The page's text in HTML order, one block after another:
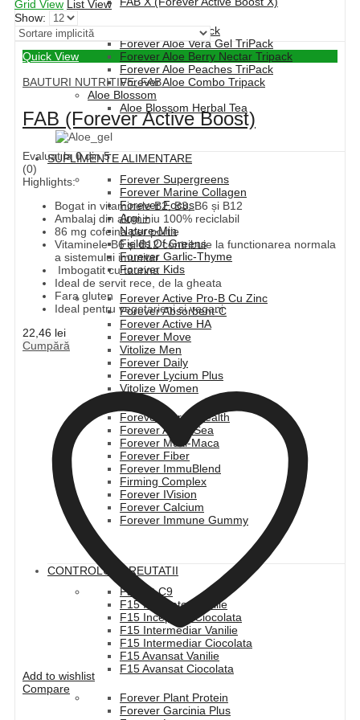
Forever Aloe Vera TriPack
Forever Aloe Vera Gel TriPack
Forever Aloe Berry Nectar Tripack
Forever Aloe Peaches TriPack
Forever Aloe Combo Tripack
Aloe Blossom
Aloe Blossom Herbal Tea
SUPLIMENTE ALIMENTARE
Forever Supergreens
Forever Marine Collagen
Forever Focus
Argi +
Nature-Min
Fields Of Greens
Forever Garlic-Thyme
Forever Kids
Forever Active Pro-B Cu Zinc
Forever Absorbent-C
Forever Active HA
Forever Move
Vitolize Men
Forever Daily
Forever Lycium Plus
Vitolize Women
Forever CardioHealth
Forever Arctic Sea
Forever Multi-Maca
Forever Fiber
Forever ImmuBlend
Firming Complex
Forever IVision
Forever Calcium
Forever Immune Gummy
CONTROLUL GREUTATII
Pachet C9
F15 Incepator Vanilie
F15 Incepator Ciocolata
F15 Intermediar Vanilie
F15 Intermediar Ciocolata
F15 Avansat Vanilie
F15 Avansat Ciocolata
Forever Plant Protein
Forever Garcinia Plus
Grid View
List View
Show:
Quick View
BAUTURI NUTRITIVE,FAB
FAB (Forever Active Boost)
Evaluat la 0din 5
(0)
Highlights:
Bogat in vitaminele B2, B3, B6 și B12
Ambalaj din aluminiu 100% reciclabil
86 mg cofeina per portie
Vitaminele B6 și B12 contribuie la functionarea normala
a sistemului imunitar
Imbogatit cu taurina
Ideal de servit rece, de la gheata
Fara gluten
Ideal pentru vegetarieni si vegani
22,46 lei
Cumpără
Add to wishlist
Compare